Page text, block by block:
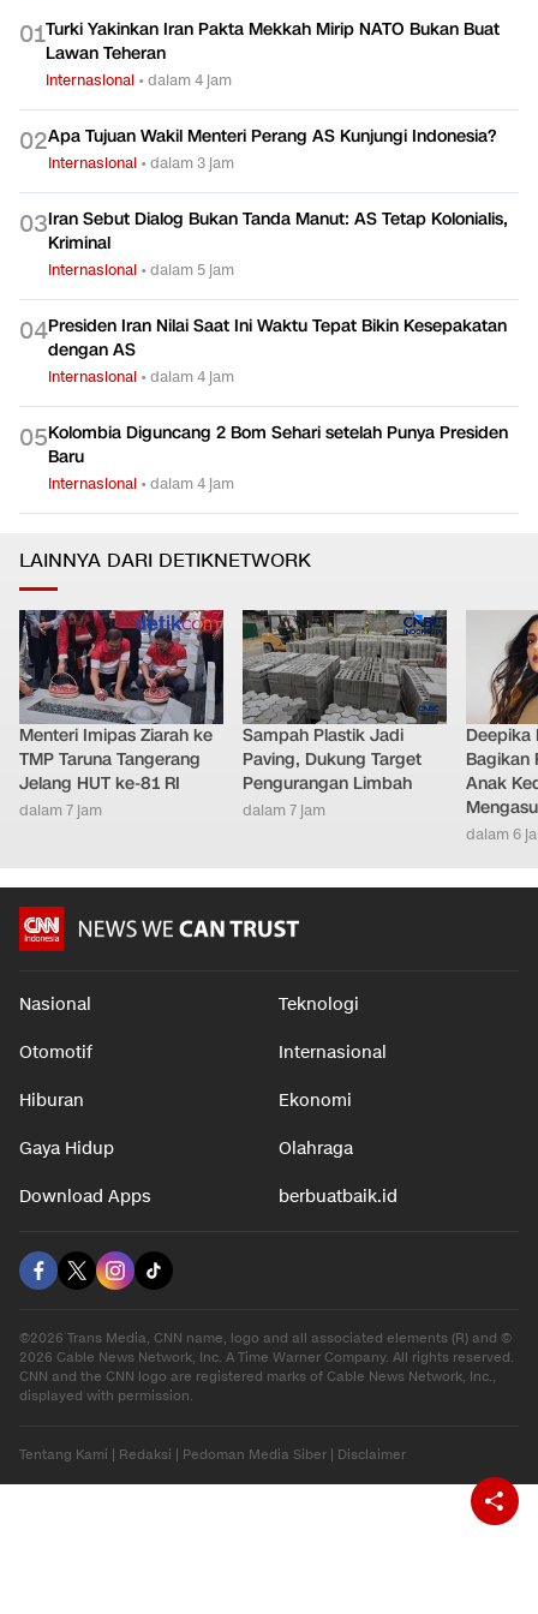
01Turki Yakinkan Iran Pakta Mekkah Mirip NATO Bukan Buat
Lawan Teheran
Internasional •dalam 4 jam
02Apa Tujuan Wakil Menteri Perang AS Kunjungi Indonesia?
Internasional •dalam 3 jam
03Iran Sebut Dialog Bukan Tanda Manut: AS Tetap Kolonialis,
Kriminal
Internasional •dalam 5 jam
04Presiden Iran Nilai Saat Ini Waktu Tepat Bikin Kesepakatan
dengan AS
Internasional •dalam 4 jam
05Kolombia Diguncang 2 Bom Sehari setelah Punya Presiden
Baru
Internasional •dalam 4 jam
LAINNYA DARI DETIKNETWORK
Menteri Imipas Ziarah ke
TMP Taruna Tangerang
Jelang HUT ke-81 RI
dalam 7 jam
Sampah Plastik Jadi
Paving, Dukung Target
Pengurangan Limbah
dalam 7 jam
Deepika
Bagikan
Anak
dalam 6
Nasional Teknologi
Otomotif Internasional
Hiburan Ekonomi
Gaya Hidup Olahraga
Download Apps berbuatbaik.id
©2026 Trans Media, CNN name, logo and all associated elements (R) and ©
2026 Cable News Network, Inc. A Time Warner Company. All rights reserved.
CNN and the CNN logo are registered marks of Cable News Network, Inc.,
displayed with permission.
Tentang Kami Redaksi Pedoman Media Siber Disclaimer